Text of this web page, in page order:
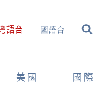
語台 國語台
美國 國際